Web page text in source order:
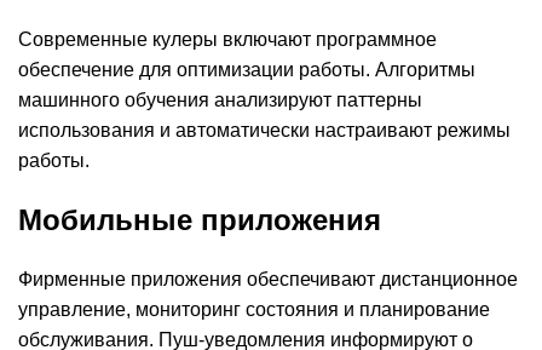
Современные кулеры включают программное
обеспечение для оптимизации работы. Алгоритмы
машинного обучения анализируют паттерны
использования и автоматически настраивают режимы
работы.
Мобильные приложения
Фирменные приложения обеспечивают дистанционное
управление, мониторинг состояния и планирование
обслуживания. Пуш-уведомления информируют о